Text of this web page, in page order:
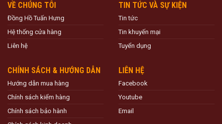
VỀ CHÚNG TÔI
Đồng Hồ Tuấn Hưng
Hệ thống cửa hàng
Liên hệ
TIN TỨC VÀ SỰ KIỆN
Tin tức
Tin khuyến mại
Tuyển dụng
CHÍNH SÁCH & HƯỚNG DẪN
Hướng dẫn mua hàng
Chính sách kiểm hàng
Chính sách bảo hành
LIÊN HỆ
Facebook
Youtube
Email